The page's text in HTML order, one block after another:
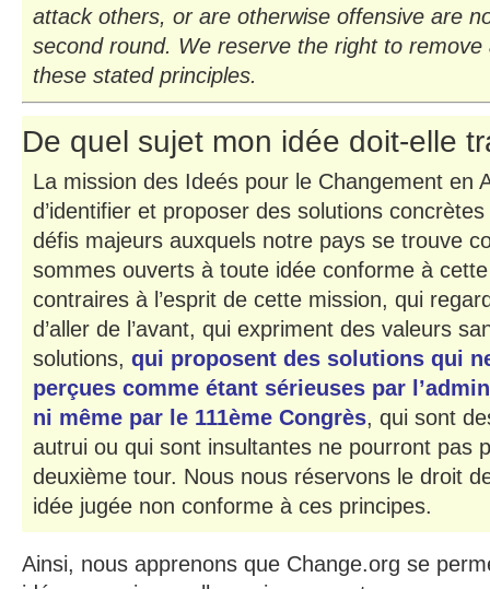
attack others, or are otherwise offensive are
second round. We reserve the right to
these stated principles.
De quel sujet mon idée doit-elle
La mission des Ideés pour le Changement en
d’identifier et proposer des solutions
défis majeurs auxquels notre pays se trouve
sommes ouverts à toute idée conforme à
contraires à l’esprit de cette mission, qui
d’aller de l’avant, qui expriment des valeurs
solutions, qui proposent des solutions qui
perçues comme étant sérieuses par
ni même par le 111ème Congrès, qui sont
autrui ou qui sont insultantes ne pourront pas
deuxième tour. Nous nous réservons le droit
idée jugée non conforme à ces principes.
Ainsi, nous apprenons que Change.org se